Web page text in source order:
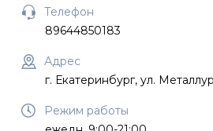
Телефон
89644850183
Адрес
г. Екатеринбург, ул.
Режим работы